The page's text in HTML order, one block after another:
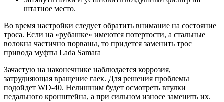
штатное место.
Во время настройки следует обратить внимание на состояние
троса. Если на «рубашке» имеются потертости, а стальные
волокна частично порваны, то придется заменить трос
привода муфты Lada Samara
Зачастую на наконечнике наблюдается коррозия,
затрудняющая вращение гаек. Для решения проблемы
подойдет WD-40. Нелишним будет осмотреть втулки
педального кронштейна, а при сильном износе заменить их.